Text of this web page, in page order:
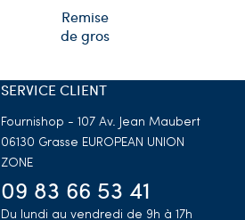
Remise
de gros
SERVICE CLIENT
Fournishop - 107 Av. Jean Maubert
06130 Grasse EUROPEAN UNION
ZONE
09 83 66 53 41
Du lundi au vendredi de 9h à 17h